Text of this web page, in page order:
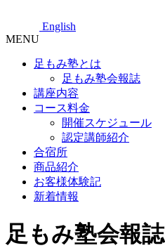
English
MENU
足もみ塾とは
足もみ塾会報誌
講座内容
コース料金
開催スケジュール
認定講師紹介
合宿所
商品紹介
お客様体験記
新着情報
足もみ塾会報誌